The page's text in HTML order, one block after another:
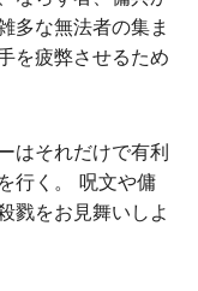
多な無法者の集ま
を疲弊させるため
はそれだけで有利
行く。 呪文や傭
戮をお見舞いしよ